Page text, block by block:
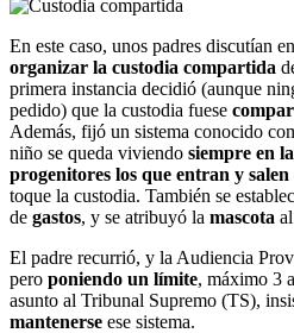
En este caso, unos padres discutían
organizar la custodia compartida
primera instancia decidió (aunque
pedido) que la custodia fuese
Además, fijó un sistema conocido
niño se queda viviendo siempre en
progenitores los que entran y salen
toque la custodia. También se
de gastos, y se atribuyó la mascota
El padre recurrió, y la Audiencia
pero poniendo un límite, máximo 3
asunto al Tribunal Supremo (TS),
mantenerse ese sistema.